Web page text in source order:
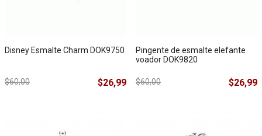
Disney Esmalte Charm DOK9750
$60,00 $26,99
Pingente de esmalte elefante
voador DOK9820
$60,00 $26,99